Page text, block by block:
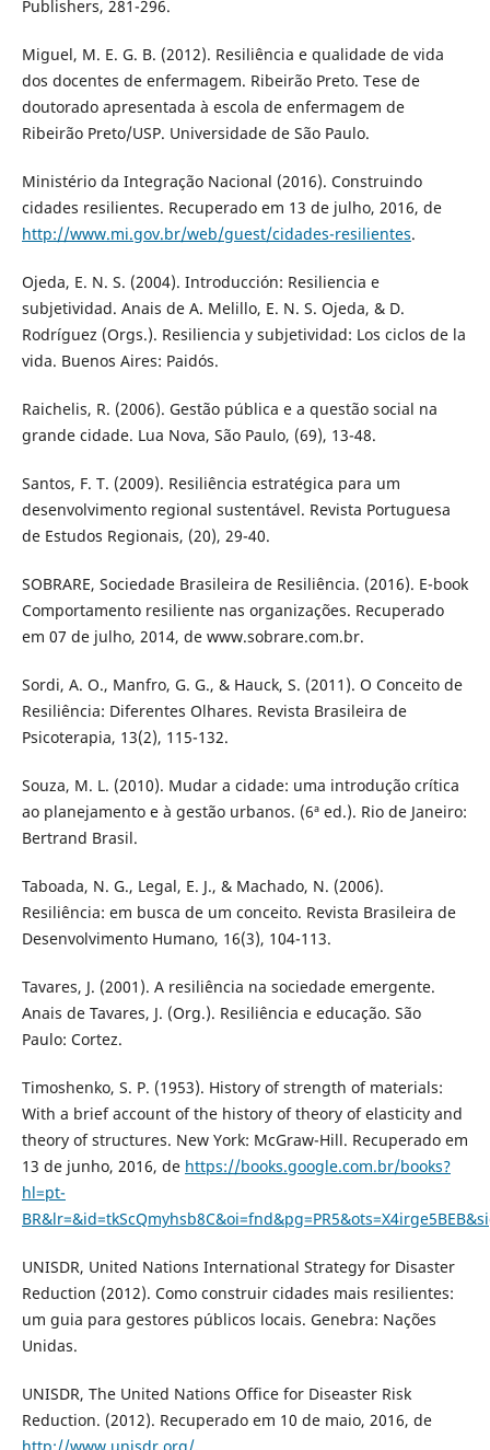
Publishers, 281-296.
Miguel, M. E. G. B. (2012). Resiliência e qualidade de vida
dos docentes de enfermagem. Ribeirão Preto. Tese de
doutorado apresentada à escola de enfermagem de
Ribeirão Preto/USP. Universidade de São Paulo.
Ministério da Integração Nacional (2016). Construindo
cidades resilientes. Recuperado em 13 de julho, 2016, de
http://www.mi.gov.br/web/guest/cidades-resilientes.
Ojeda, E. N. S. (2004). Introducción: Resiliencia e
subjetividad. Anais de A. Melillo, E. N. S. Ojeda, & D.
Rodríguez (Orgs.). Resiliencia y subjetividad: Los ciclos de la
vida. Buenos Aires: Paidós.
Raichelis, R. (2006). Gestão pública e a questão social na
grande cidade. Lua Nova, São Paulo, (69), 13-48.
Santos, F. T. (2009). Resiliência estratégica para um
desenvolvimento regional sustentável. Revista Portuguesa
de Estudos Regionais, (20), 29-40.
SOBRARE, Sociedade Brasileira de Resiliência. (2016). E-book
Comportamento resiliente nas organizações. Recuperado
em 07 de julho, 2014, de www.sobrare.com.br.
Sordi, A. O., Manfro, G. G., & Hauck, S. (2011). O Conceito de
Resiliência: Diferentes Olhares. Revista Brasileira de
Psicoterapia, 13(2), 115-132.
Souza, M. L. (2010). Mudar a cidade: uma introdução crítica
ao planejamento e à gestão urbanos. (6ª ed.). Rio de Janeiro:
Bertrand Brasil.
Taboada, N. G., Legal, E. J., & Machado, N. (2006).
Resiliência: em busca de um conceito. Revista Brasileira de
Desenvolvimento Humano, 16(3), 104-113.
Tavares, J. (2001). A resiliência na sociedade emergente.
Anais de Tavares, J. (Org.). Resiliência e educação. São
Paulo: Cortez.
Timoshenko, S. P. (1953). History of strength of materials:
With a brief account of the history of theory of elasticity and
theory of structures. New York: McGraw-Hill. Recuperado em
13 de junho, 2016, de https://books.google.com.br/books?
hl=pt-
UNISDR, United Nations International Strategy for Disaster
Reduction (2012). Como construir cidades mais resilientes:
um guia para gestores públicos locais. Genebra: Nações
Unidas.
UNISDR, The United Nations Office for Diseaster Risk
Reduction. (2012). Recuperado em 10 de maio, 2016, de